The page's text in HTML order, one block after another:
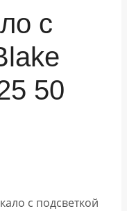
с
50
с подсветкой